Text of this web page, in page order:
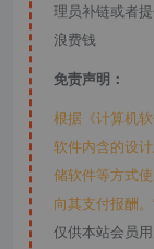
理员补链或者
浪费钱
免责声明：
根据《计算机
软件内含的设
储软件等方式
向其支付报酬。
仅供本站会员